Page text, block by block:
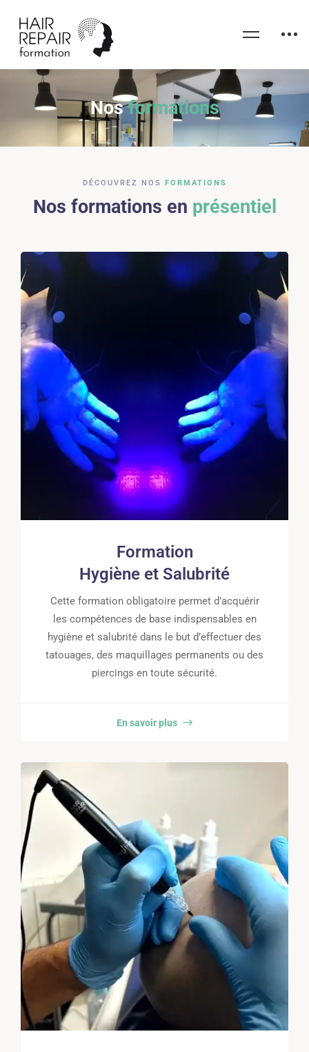
Nosformations
DÉCOUVREZ NOS FORMATIONS
Nos formations en présentiel
Formation
Hygiène et Salubrité
Cette formation obligatoire permet d’acquérir
les compétences de base indispensables en
hygiène et salubrité dans le but d’effectuer des
tatouages, des maquillages permanents ou des
piercings en toute sécurité.
En savoir plus